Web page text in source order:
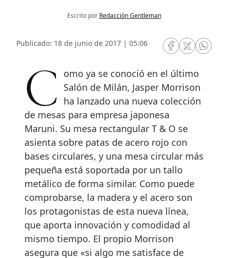
Escrito por Redacción Gentleman
Publicado: 18 de junio de 2017 | 05:06
RRSS Facebook
RRSSRRSS
Como ya se conoció en el último
Salón de Milán, Jasper Morrison
ha lanzado una nueva colección
de mesas para empresa japonesa
Maruni. Su mesa rectangular T & O se
asienta sobre patas de acero rojo con
bases circulares, y una mesa circular más
pequeña está soportada por un tallo
metálico de forma similar. Como puede
comprobarse, la madera y el acero son
los protagonistas de esta nueva línea,
que aporta innovación y comodidad al
mismo tiempo. El propio Morrison
asegura que «si algo me satisface de